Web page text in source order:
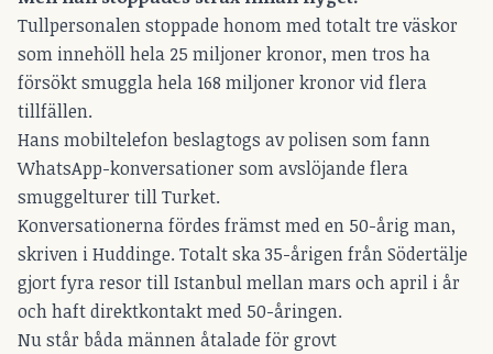
Tullpersonalen stoppade honom med totalt tre väskor
som innehöll hela 25 miljoner kronor, men tros ha
försökt smuggla hela 168 miljoner kronor vid flera
tillfällen.
Hans mobiltelefon beslagtogs av polisen som fann
WhatsApp-konversationer som avslöjande flera
smuggelturer till Turket.
Konversationerna fördes främst med en 50-årig man,
skriven i Huddinge. Totalt ska 35-årigen från Södertälje
gjort fyra resor till Istanbul mellan mars och april i år
och haft direktkontakt med 50-åringen.
Nu står båda männen åtalade för grovt